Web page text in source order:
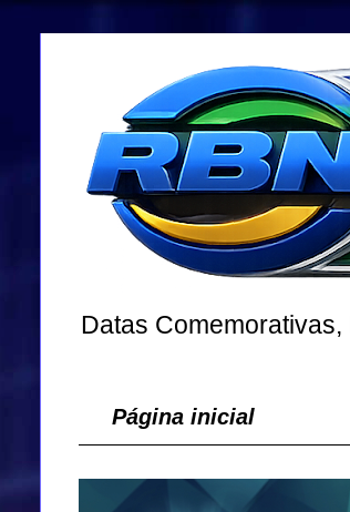
Datas
Página inicial